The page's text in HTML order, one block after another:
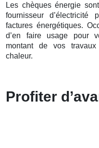
Les chèques énergie
fournisseur
factures énergétiques.
d’en faire usage pour
montant de vos
chaleur.
Profiter